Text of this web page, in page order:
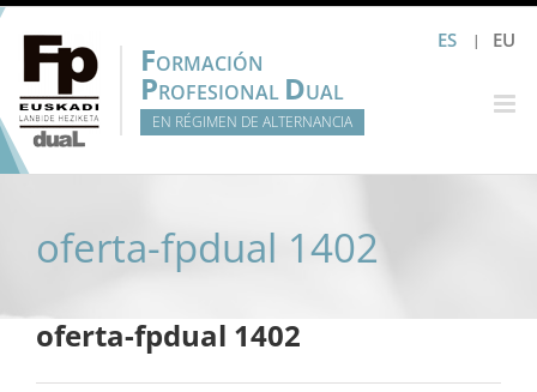
Saltar
contenido
ES EU
FORMACIÓN
PROFESIONAL DUAL
EN RÉGIMEN DE ALTERNANCIA
oferta-fpdual 1402
oferta-fpdual 1402